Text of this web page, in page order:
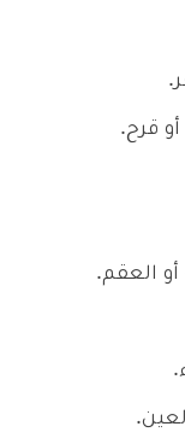
قرح.
العقم.